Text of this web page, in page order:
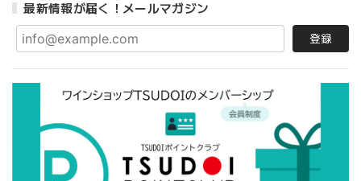
最新情報が届く！メールマガジン
登録